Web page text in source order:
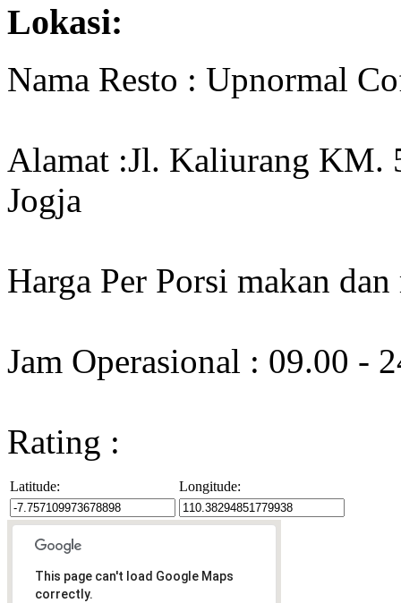
Lokasi:
Nama Resto : Upnormal
Alamat :Jl. Kaliurang KM.
Jogja
Harga Per Porsi makan
Jam Operasional : 09.00 -
Rating :
Latitude: Longitude:
This page can't load Google Maps
correctly.